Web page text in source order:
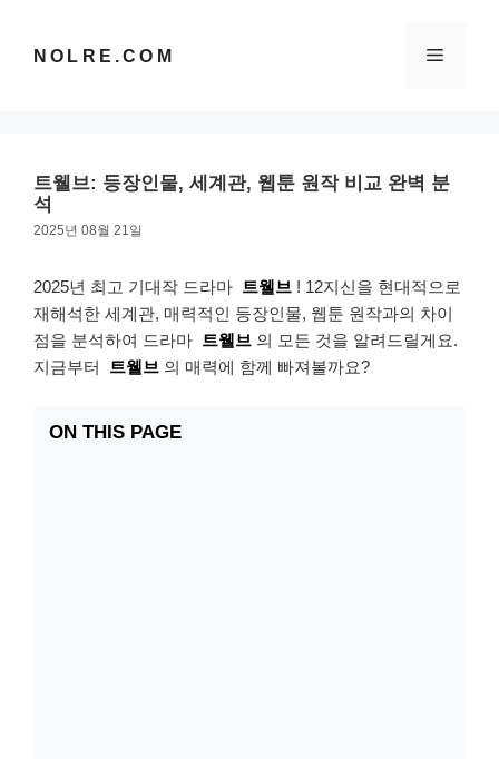
NOLRE.COM 메
트웰브: 등장인물, 세계관, 웹툰 원작 비교 완벽 분
석
2025년 08월 21일
2025년 최고 기대작 드라마 트웰브 ! 12지신을 현대적으로
재해석한 세계관, 매력적인 등장인물, 웹툰 원작과의 차이
점을 분석하여 드라마 트웰브 의 모든 것을 알려드릴게요.
지금부터
트웰브 의 매력에 함께 빠져볼까요?
ON THIS PAGE